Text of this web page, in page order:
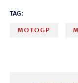
TAG:
MOTOGP